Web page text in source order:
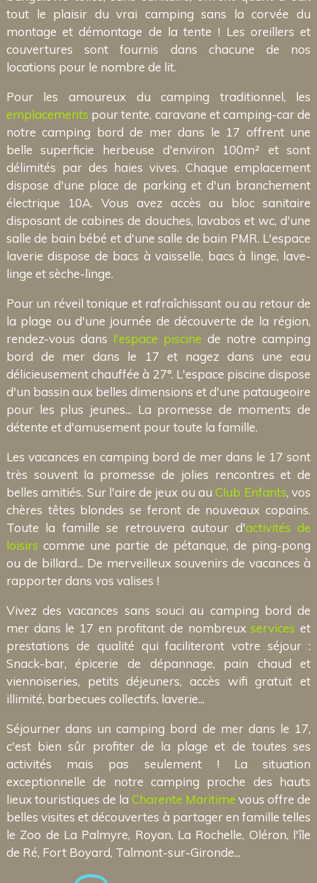
tout le plaisir du vrai camping sans la corvée du
montage et démontage de la tente ! Les oreillers et
couvertures sont fournis dans chacune de nos
locations pour le nombre de lit.
Pour les amoureux du camping traditionnel, les
emplacements pour tente, caravane et camping-car de
notre camping bord de mer dans le 17 offrent une
belle superficie herbeuse d'environ 100m² et sont
délimités par des haies vives. Chaque emplacement
dispose d'une place de parking et d'un branchement
électrique 10A. Vous avez accès au bloc sanitaire
disposant de cabines de douches, lavabos et wc, d'une
salle de bain bébé et d'une salle de bain PMR. L'espace
laverie dispose de bacs à vaisselle, bacs à linge, lave-
linge et sèche-linge.
Pour un réveil tonique et rafraîchissant ou au retour de
la plage ou d'une journée de découverte de la région,
rendez-vous dans l'espace piscine de notre camping
bord de mer dans le 17 et nagez dans une eau
délicieusement chauffée à 27°. L'espace piscine dispose
d'un bassin aux belles dimensions et d'une pataugeoire
pour les plus jeunes... La promesse de moments de
détente et d'amusement pour toute la famille.
Les vacances en camping bord de mer dans le 17 sont
très souvent la promesse de jolies rencontres et de
belles amitiés. Sur l'aire de jeux ou auClub Enfants, vos
chères têtes blondes se feront de nouveaux copains.
Toute la famille se retrouvera autour d'activités de
loisirs comme une partie de pétanque, de ping-pong
ou de billard... De merveilleux souvenirs de vacances à
rapporter dans vos valises !
Vivez des vacances sans souci au camping bord de
mer dans le 17 en profitant de nombreuxservices et
prestations de qualité qui faciliteront votre séjour :
Snack-bar, épicerie de dépannage, pain chaud et
viennoiseries, petits déjeuners, accès wifi gratuit et
illimité, barbecues collectifs, laverie...
Séjourner dans un camping bord de mer dans le 17,
c'est bien sûr profiter de la plage et de toutes ses
activités mais pas seulement ! La situation
exceptionnelle de notre camping proche des hauts
lieux touristiques de la Charente Maritime vous offre de
belles visites et découvertes à partager en famille telles
le Zoo de La Palmyre, Royan, La Rochelle, Oléron, l'île
de Ré, Fort Boyard, Talmont-sur-Gironde...